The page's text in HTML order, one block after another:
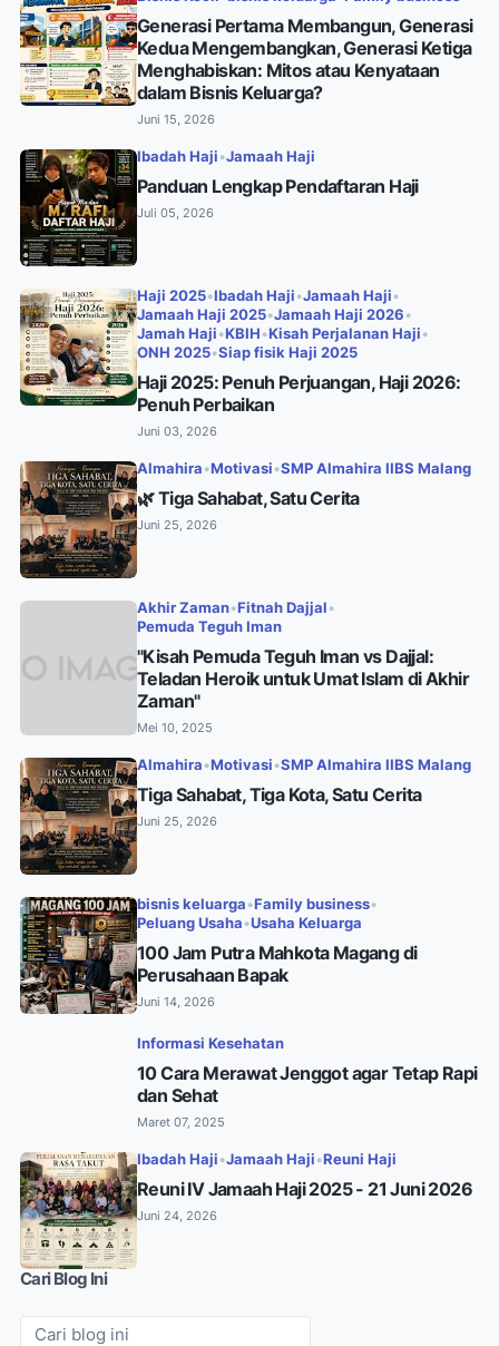
Generasi Pertama Membangun, Generasi
Kedua Mengembangkan, Generasi Ketiga
Menghabiskan: Mitos atau Kenyataan
dalam Bisnis Keluarga?
Juni 15, 2026
Ibadah Haji •Jamaah Haji
Panduan Lengkap Pendaftaran Haji
Juli 05, 2026
Haji 2025•Ibadah Haji •Jamaah Haji •
Jamaah Haji 2025•Jamaah Haji 2026 •
Jamah Haji •KBIH •Kisah Perjalanan Haji •
ONH 2025•Siap fisik Haji 2025
Haji 2025: Penuh Perjuangan, Haji 2026:
Penuh Perbaikan
Juni 03, 2026
Almahira •Motivasi •SMP Almahira IIBS Malang
🌿 Tiga Sahabat, Satu Cerita
Juni 25, 2026
Akhir Zaman•Fitnah Dajjal •
Pemuda Teguh Iman
"Kisah Pemuda Teguh Iman vs Dajjal:
Teladan Heroik untuk Umat Islam di Akhir
Zaman"
Mei 10, 2025
Almahira •Motivasi •SMP Almahira IIBS Malang
Tiga Sahabat, Tiga Kota, Satu Cerita
Juni 25, 2026
bisnis keluarga •Family business•
Peluang Usaha •Usaha Keluarga
100 Jam Putra Mahkota Magang di
Perusahaan Bapak
Juni 14, 2026
Informasi Kesehatan
10 Cara Merawat Jenggot agar Tetap Rapi
dan Sehat
Maret 07, 2025
Ibadah Haji •Jamaah Haji •Reuni Haji
Reuni IV Jamaah Haji 2025 - 21 Juni 2026
Juni 24, 2026
Cari Blog Ini